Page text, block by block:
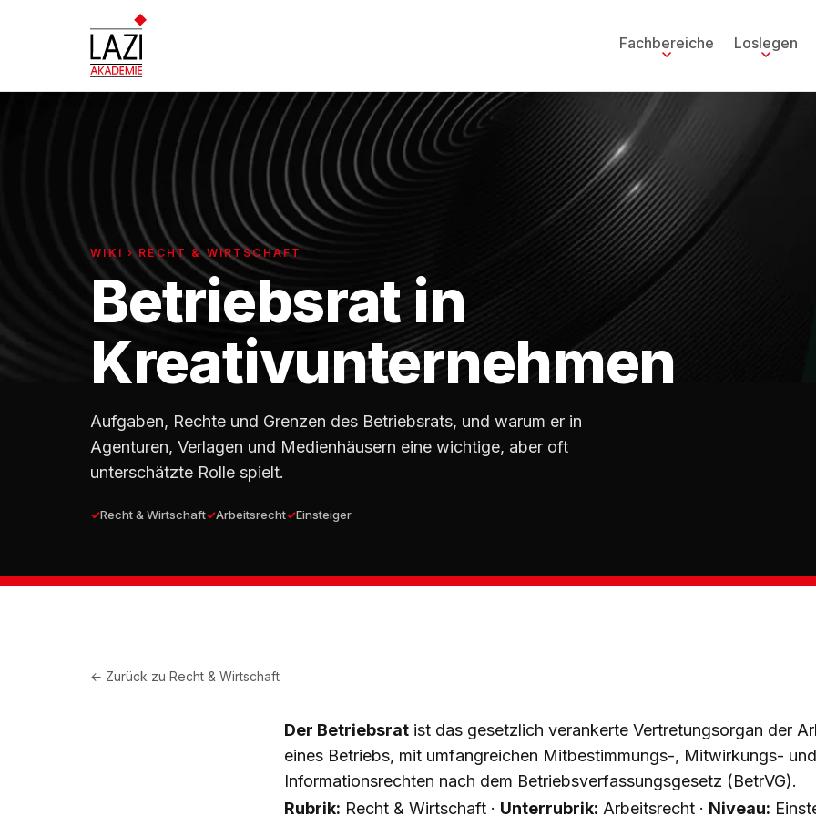
Fachbereiche Loslegen
WIKI › RECHT & WIRTSCHAFT
Betriebsrat in
Kreativunternehmen
Aufgaben, Rechte und Grenzen des Betriebsrats, und warum er in
Agenturen, Verlagen und Medienhäusern eine wichtige, aber oft
unterschätzte Rolle spielt.
Recht & Wirtschaft Arbeitsrecht Einsteiger
← Zurück zuRecht & Wirtschaft
Der Betriebsrat ist das gesetzlich verankerte Vertretungsorgan der
eines Betriebs, mit umfangreichen Mitbestimmungs-, Mitwirkungs- und
Informationsrechten nach dem Betriebsverfassungsgesetz (BetrVG).
Rubrik: Recht & Wirtschaft · Unterrubrik: Arbeitsrecht · Niveau: